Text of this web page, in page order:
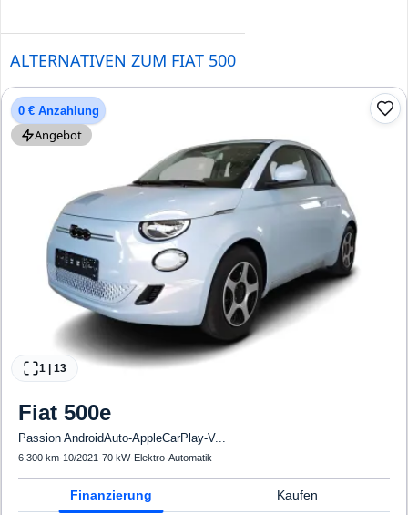
ALTERNATIVEN ZUM FIAT 500
0 € Anzahlung
Angebot
1 13
Fiat 500e
Passion AndroidAuto-AppleCarPlay-V...
6.300 km· 10/2021 ·70 kW· Elektro·Automatik
Finanzierung Kaufen